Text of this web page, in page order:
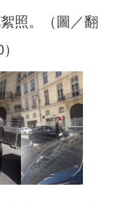
照。（圖／翻